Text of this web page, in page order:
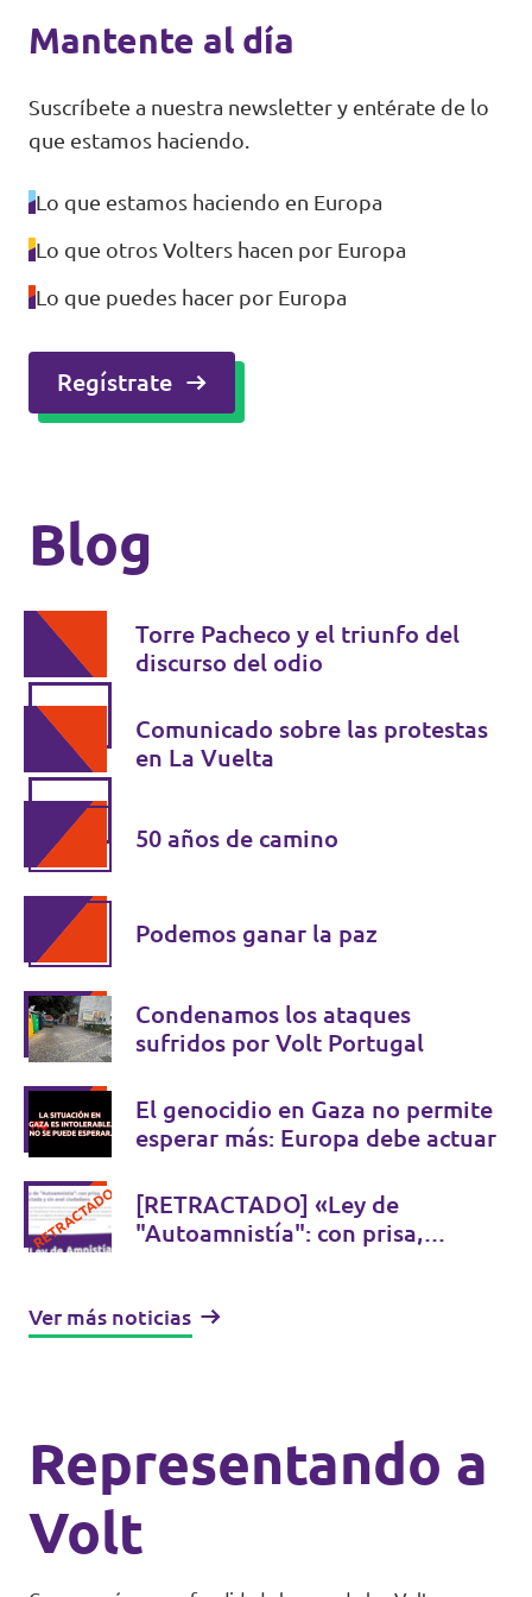
Volt Portugal
Volt Reino Unido
Volt Suiza
Mantente al día
Suscríbete a nuestra newsletter y entérate de lo
que estamos haciendo.
Lo que estamos haciendo en Europa
Lo que otros Volters hacen por Europa
Lo que puedes hacer por Europa
Regístrate
Blog
Torre Pacheco y el triunfo del
discurso del odio
Comunicado sobre las protestas
en La Vuelta
50 años de camino
Podemos ganar la paz
Condenamos los ataques
sufridos por Volt Portugal
El genocidio en Gaza no permite
esperar más: Europa debe actuar
[RETRACTADO] «Ley de
"Autoamnistía": con prisa,
Ver más noticias
Representando a
Volt